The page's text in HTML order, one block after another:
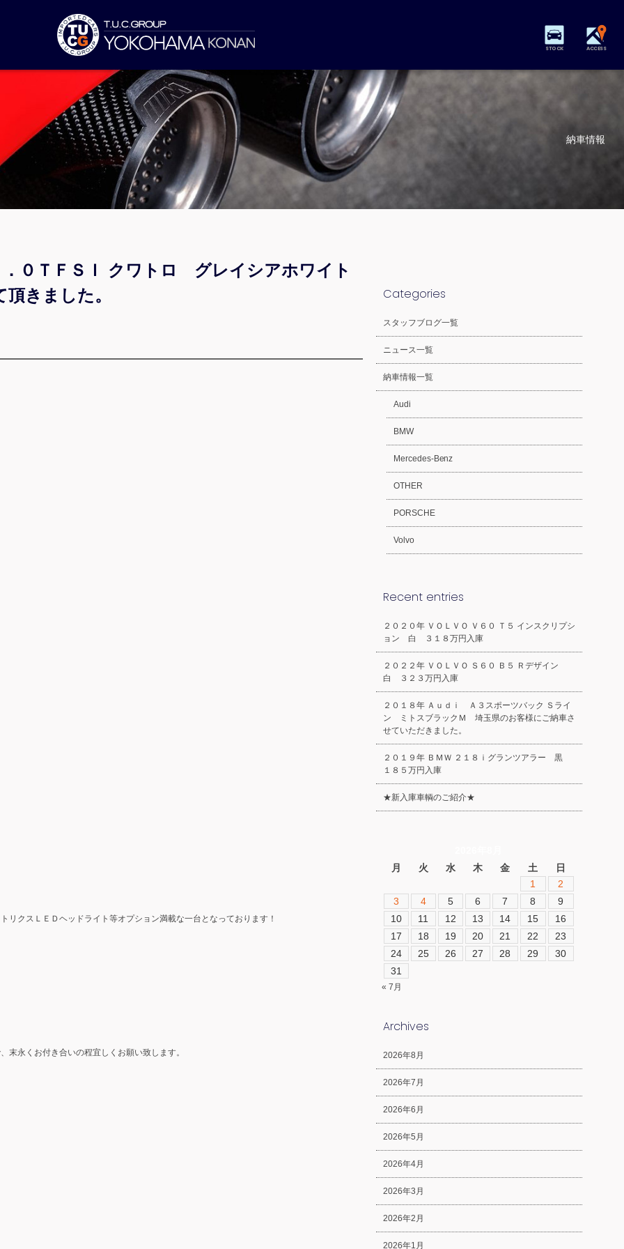
STOCK ACCESS
納車情報
０ＴＦＳＩ クワトロ グレイシアホワイト
きました。
クスＬＥＤヘッドライト等オプション満載な一台となっております！
末永くお付き合いの程宜しくお願い致します。
Categories
スタッフブログ一覧
ニュース一覧
納車情報一覧
Audi
BMW
Mercedes-Benz
OTHER
PORSCHE
Volvo
Recent entries
２０２０年 ＶＯＬＶＯ Ｖ６０ Ｔ５ インスクリプシ
ョン 白 ３１８万円入庫
２０２２年 ＶＯＬＶＯ Ｓ６０ Ｂ５ Ｒデザイン
白 ３２３万円入庫
２０１８年 Ａｕｄｉ Ａ３スポーツバック Ｓライ
ン ミトスブラックＭ 埼玉県のお客様にご納車さ
せていただきました。
２０１９年 ＢＭＷ ２１８ｉグランツアラー 黒
１８５万円入庫
★新入庫車輌のご紹介★
月
火 水 木 金 土
日
1
2
3
4 5 6 7 8
9
10
11 12 13 14 15
16
17
18 19 20 21 22
23
24
25 26 27 28 29
30
31
« 7月
Archives
2026年8月
2026年7月
2026年6月
2026年5月
2026年4月
2026年3月
2026年2月
2026年1月